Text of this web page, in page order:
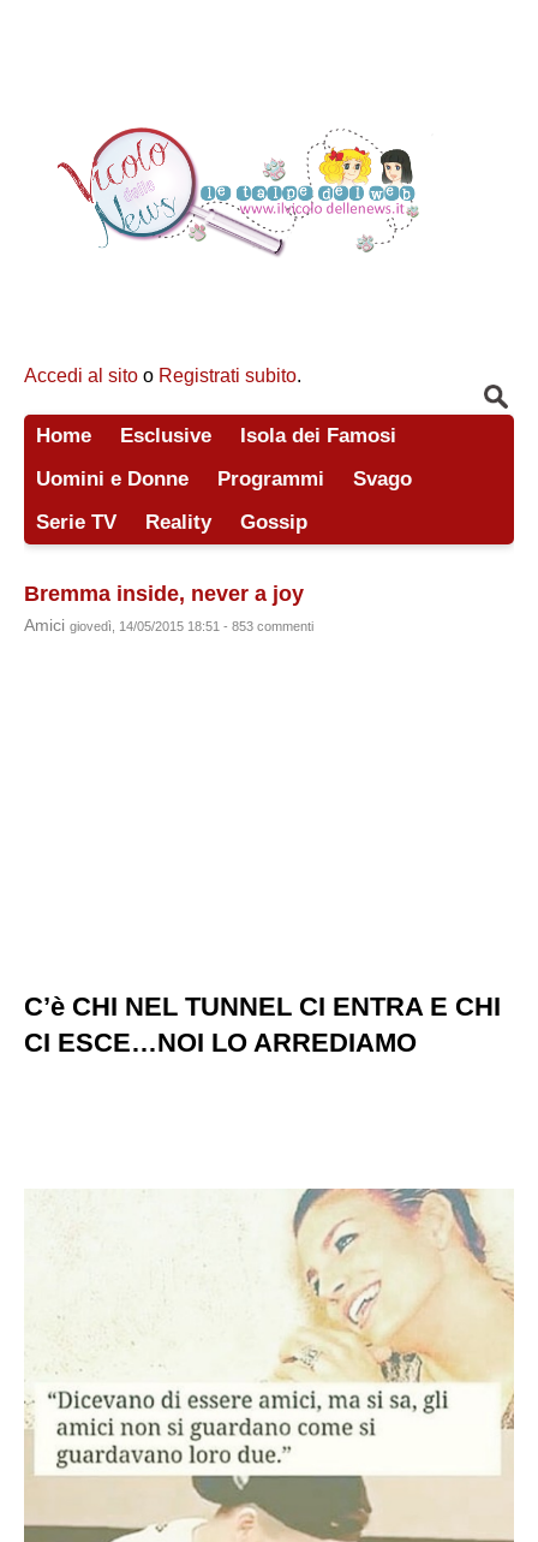
Accedi al sito o Registrati subito.
Home Esclusive
Isola dei Famosi
Uomini e Donne
Programmi
Svago
Serie TV
Reality Gossip
Bremma inside, never a joy
Amici giovedì, 14/05/2015 18:51 - 853 commenti
C’è CHI NEL TUNNEL CI ENTRA E CHI
CI ESCE…NOI LO ARREDIAMO